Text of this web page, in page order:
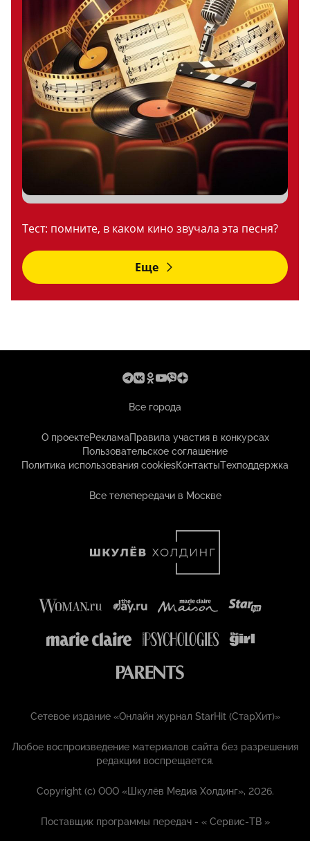
Тест: помните, в каком кино звучала эта песня?
Еще
Все города
О проектеРекламаПравила участия в конкурсах
Пользовательское соглашение
Политика использования cookiesКонтактыТехподдержка
Все телепередачи в Москве
Сетевое издание «Онлайн журнал StarHit (СтарХит)»
Любое воспроизведение материалов сайта без разрешения
редакции воспрещается.
Copyright (с) ООО «Шкулёв Медиа Холдинг», 2026.
Поставщик программы передач - «Сервис-ТВ »